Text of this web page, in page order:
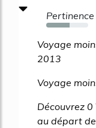
Pertinence
55%
Voyage
2013
Voyage
Découvrez
au départ